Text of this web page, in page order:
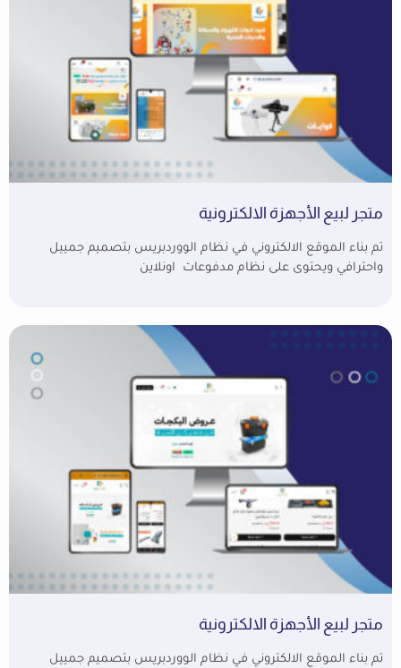
متجر لبيع الأجهزة الالكترونية
تم بناء الموقع الالكتروني في نظام الووردبريس بتصميم جمييل
واحترافي ويحتوى على نظام مدفوعات اونلاين
متجر لبيع الأجهزة الالكترونية
تم بناء الموقع الالكتروني في نظام الووردبريس بتصميم جمييل